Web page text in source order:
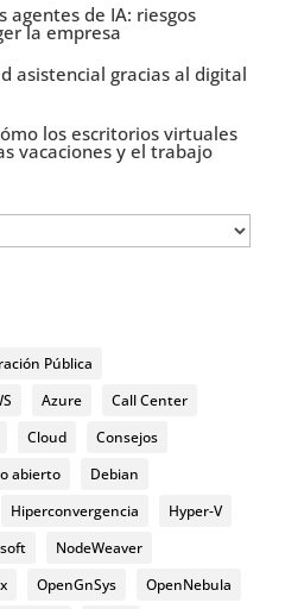
agentes de IA: riesgos
la empresa
asistencial gracias al digital
los escritorios virtuales
vacaciones y el trabajo
Pública
Azure
Call Center
Cloud
Consejos
abierto
Debian
Hiperconvergencia
Hyper-V
NodeWeaver
OpenGnSys
OpenNebula